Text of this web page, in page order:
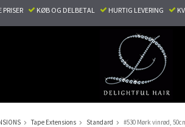
KØB OG DELBETAL HURTIG LEVERING
Tape Extensions Standard #530 Mørk vinrød,